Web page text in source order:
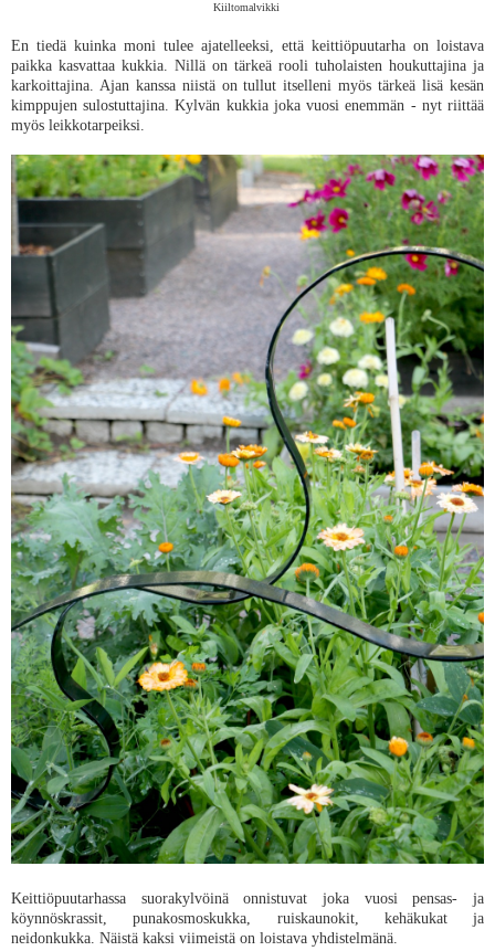
Kiiltomalvikki
En tiedä kuinka moni tulee ajatelleeksi, että keittiöpuutarha on loistava
paikka kasvattaa kukkia. Nillä on tärkeä rooli tuholaisten houkuttajina ja
karkoittajina. Ajan kanssa niistä on tullut itselleni myös tärkeä lisä kesän
kimppujen sulostuttajina. Kylvän kukkia joka vuosi enemmän - nyt riittää
myös leikkotarpeiksi.
Keittiöpuutarhassa suorakylvöinä onnistuvat joka vuosi pensas- ja
köynnöskrassit, punakosmoskukka, ruiskaunokit, kehäkukat ja
neidonkukka. Näistä kaksi viimeistä on loistava yhdistelmänä.